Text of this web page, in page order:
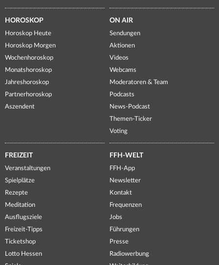
HOROSKOP
Horoskop Heute
Horoskop Morgen
Wochenhoroskop
Monatshoroskop
Jahreshoroskop
Partnerhoroskop
Aszendent
ON AIR
Sendungen
Aktionen
Videos
Webcams
Moderatoren & Team
Podcasts
News-Podcast
Themen-Ticker
Voting
FREIZEIT
Veranstaltungen
Spielplätze
Rezepte
Meditation
Ausflugsziele
Freizeit-Tipps
Ticketshop
Lotto Hessen
FFH-WELT
FFH-App
Newsletter
Kontakt
Frequenzen
Jobs
Führungen
Presse
Radiowerbung